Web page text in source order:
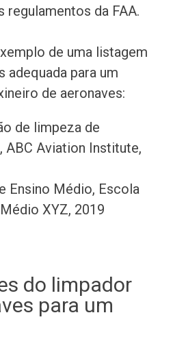
regulamentos da FAA.
de uma listagem
adequada para um
de aeronaves:
de limpeza de
ABC Aviation Institute,
Ensino Médio, Escola
XYZ, 2019
do limpador
para um